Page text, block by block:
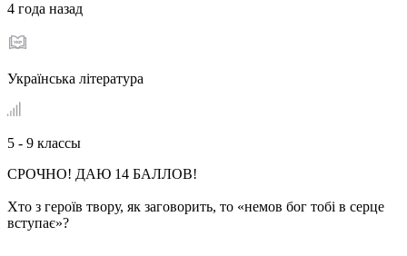
4 года назад
Українська література
5 - 9 классы
СРОЧНО! ДАЮ 14 БАЛЛОВ!
Хто з героїв твору, як заговорить, то «немов бог тобі в серце
вступає»?